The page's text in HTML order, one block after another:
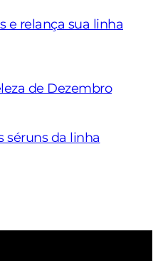
e relança sua linha
de Dezembro
séruns da linha